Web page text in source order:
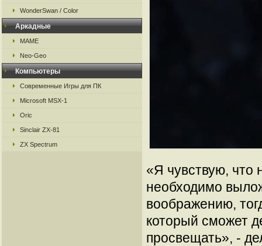
WonderSwan / Color
Аркадные
MAME
Neo-Geo
Компьютеры
Современные Игры для ПК
Microsoft MSX-1
Oric
Sinclair ZX-81
ZX Spectrum
«Я чувствую, что
необходимо
воображению,
который сможет
просвещать», -